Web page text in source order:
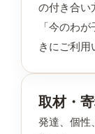
の付き合い
「今のわ
きにご利用
取材・
発達、個性